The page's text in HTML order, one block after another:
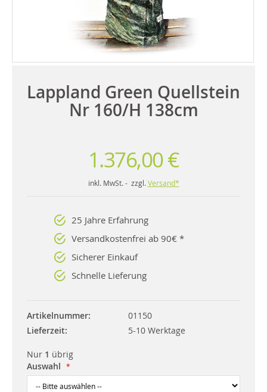
Lappland Green Quellstein
Nr 160/H 138cm
1.376,00 €
inkl. MwSt. - zzgl. Versand*
25 Jahre Erfahrung
Versandkostenfrei ab 90€ *
Sicherer Einkauf
Schnelle Lieferung
Artikelnummer
01150
Lieferzeit
5-10 Werktage
Nur 1 übrig
Auswahl